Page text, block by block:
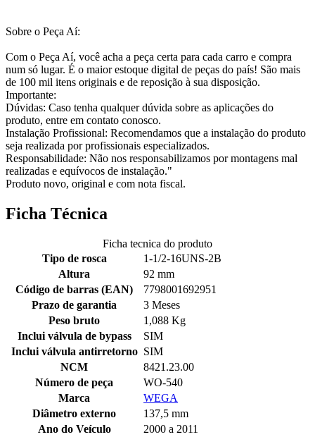
Sobre o Peça Aí:
Com o Peça Aí, você acha a peça certa para cada carro e compra
num só lugar. É o maior estoque digital de peças do país! São mais
de 100 mil itens originais e de reposição à sua disposição.
Importante:
Dúvidas: Caso tenha qualquer dúvida sobre as aplicações do
produto, entre em contato conosco.
Instalação Profissional: Recomendamos que a instalação do produto
seja realizada por profissionais especializados.
Responsabilidade: Não nos responsabilizamos por montagens mal
realizadas e equívocos de instalação."
Produto novo, original e com nota fiscal.
Ficha Técnica
Ficha tecnica do produto
Tipo de rosca
1-1/2-16UNS-2B
Altura
92 mm
Código de barras (EAN)
7798001692951
Prazo de garantia
3 Meses
Peso bruto
1,088 Kg
Inclui válvula de bypass
SIM
Inclui válvula antirretorno SIM
NCM
8421.23.00
Número de peça
WO-540
Marca
WEGA
Diâmetro externo
137,5 mm
Ano do Veículo
2000 a 2011